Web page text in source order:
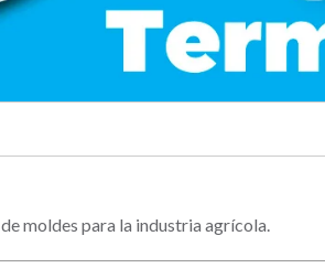
moldes para la industria agrícola.